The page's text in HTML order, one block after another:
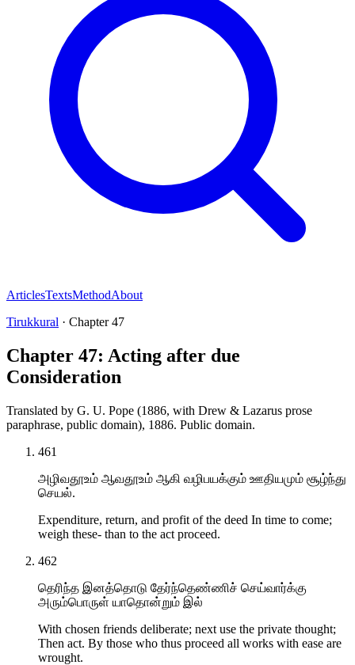
ArticlesTextsMethodAbout
Tirukkural · Chapter47
Chapter 47: Acting after due
Consideration
Translated by G. U. Pope (1886, with Drew & Lazarus prose
paraphrase, public domain), 1886. Public domain.
461
அழிவதூஉம் ஆவதூஉம் ஆகி வழிபயக்கும் ஊதியமும் சூழ்ந்து
செயல்.
Expenditure, return, and profit of the deed In time to come;
weigh these- than to the act proceed.
462
தெரிந்த இனத்தொடு தேர்ந்தெண்ணிச் செய்வார்க்கு
அரும்பொருள் யாதொன்றும் இல்
With chosen friends deliberate; next use the private thought;
Then act. By those who thus proceed all works with ease are
wrought.